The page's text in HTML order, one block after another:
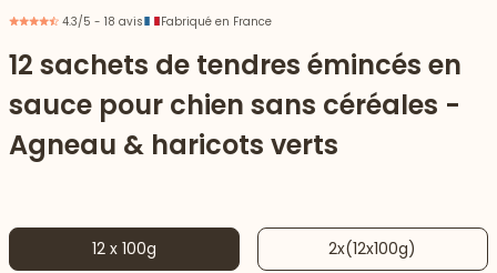
4.3/5 - 18 avis Fabriqué en France
12 sachets de tendres émincés en
sauce pour chien sans céréales -
Agneau & haricots verts
12 x 100g 2x(12x100g)